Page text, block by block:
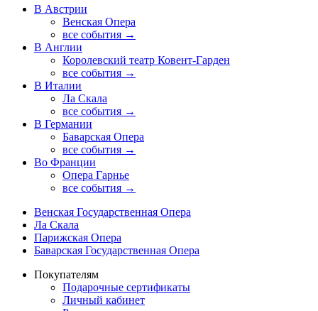
В Австрии
Венская Опера
все события →
В Англии
Королевский театр Ковент-Гарден
все события →
В Италии
Ла Скала
все события →
В Германии
Баварская Опера
все события →
Во Франции
Опера Гарнье
все события →
Венская Государственная Опера
Ла Скала
Парижская Опера
Баварская Государственная Опера
Покупателям
Подарочные сертификаты
Личный кабинет